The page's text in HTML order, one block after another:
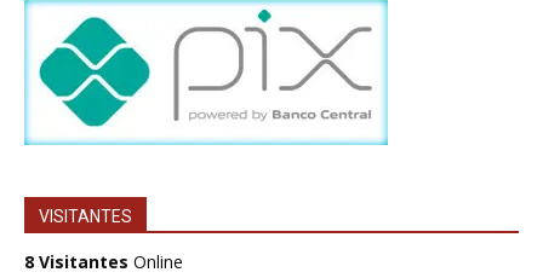
VISITANTES
8 Visitantes Online